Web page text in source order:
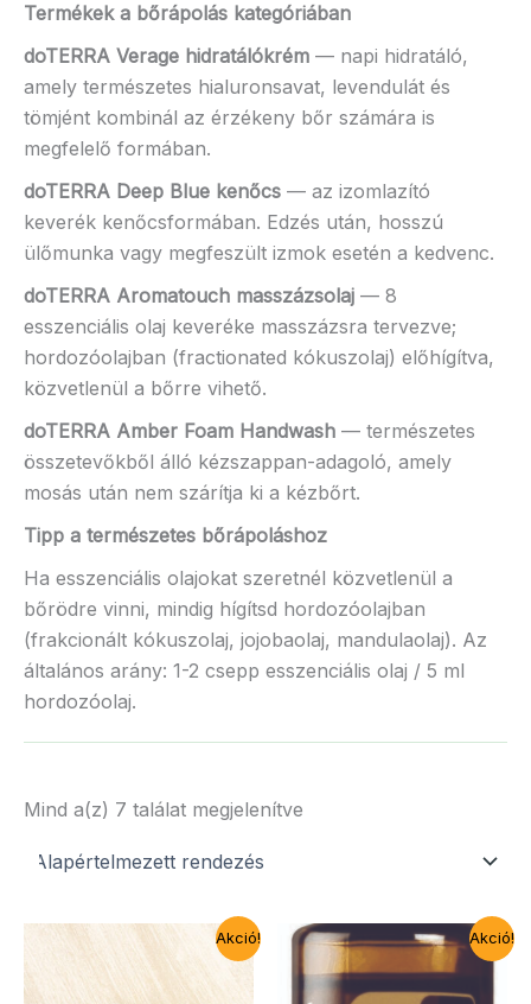
Termékek a bőrápolás kategóriában
doTERRA Verage hidratálókrém — napi hidratáló,
amely természetes hialuronsavat, levendulát és
tömjént kombinál az érzékeny bőr számára is
megfelelő formában.
doTERRA Deep Blue kenőcs — az izomlazító
keverék kenőcsformában. Edzés után, hosszú
ülőmunka vagy megfeszült izmok esetén a kedvenc.
doTERRA Aromatouch masszázsolaj — 8
esszenciális olaj keveréke masszázsra tervezve;
hordozóolajban (fractionated kókuszolaj) előhígítva,
közvetlenül a bőrre vihető.
doTERRA Amber Foam Handwash — természetes
összetevőkből álló kézszappan-adagoló, amely
mosás után nem szárítja ki a kézbőrt.
Tipp a természetes bőrápoláshoz
Ha esszenciális olajokat szeretnél közvetlenül a
bőrödre vinni, mindig hígítsd hordozóolajban
(frakcionált kókuszolaj, jojobaolaj, mandulaolaj). Az
általános arány: 1-2 csepp esszenciális olaj / 5 ml
hordozóolaj.
Mind a(z) 7 találat megjelenítve
Akció! Akció!